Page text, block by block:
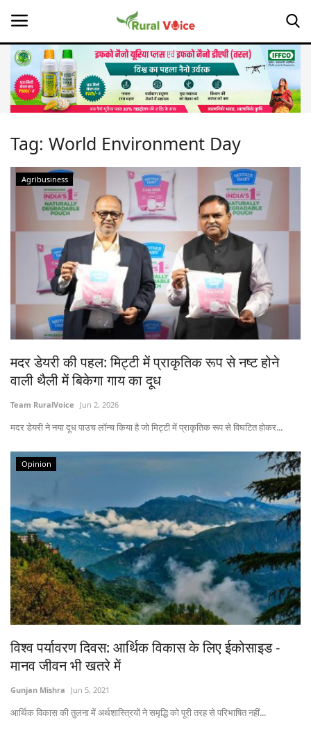
Home
About Us
Leadership Profiles
Opinion
Politics
Magazine
States
Events
Agribusiness
Cooperatives
International
Rural Dialogue
Ground Report
Rural Connect
Gallery
National
Latest News
Tag: World Environment Day
Agribusiness
मदर डेयरी की पहल: मिट्टी में प्राकृतिक रूप से नष्ट होने
वाली थैली में बिकेगा गाय का दूध
Team RuralVoice Jun 2, 2026
मदर डेयरी ने नया दूध पाउच लॉन्च किया है जो मिट्टी में प्राकृतिक रूप से विघटित होकर...
Opinion
विश्व पर्यावरण दिवस: आर्थिक विकास के लिए ईकोसाइड -
मानव जीवन भी खतरे में
Gunjan Mishra Jun 5, 2021
आर्थिक विकास की तुलना में अर्थशास्त्रियों ने समृद्धि को पूरी तरह से परिभाषित नहीं...